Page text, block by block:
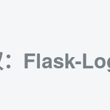
：Flask-